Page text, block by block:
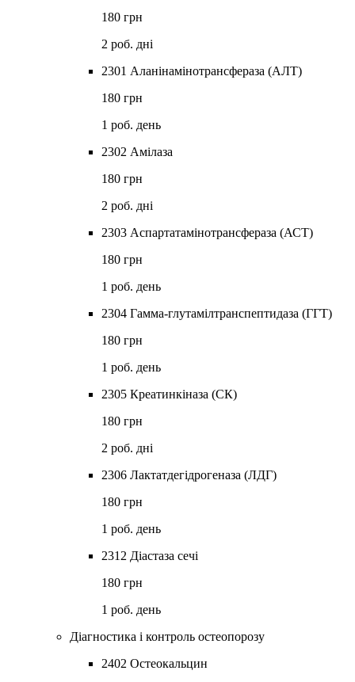
180 грн
2 роб. дні
2301 Аланінамінотрансфераза (АЛТ)
180 грн
1 роб. день
2302 Амілаза
180 грн
2 роб. дні
2303 Аспартатамінотрансфераза (АСТ)
180 грн
1 роб. день
2304 Гамма-глутамілтранспептидаза (ГГТ)
180 грн
1 роб. день
2305 Креатинкіназа (СК)
180 грн
2 роб. дні
2306 Лактатдегідрогеназа (ЛДГ)
180 грн
1 роб. день
2312 Діастаза сечі
180 грн
1 роб. день
Діагностика і контроль остеопорозу
2402 Остеокальцин